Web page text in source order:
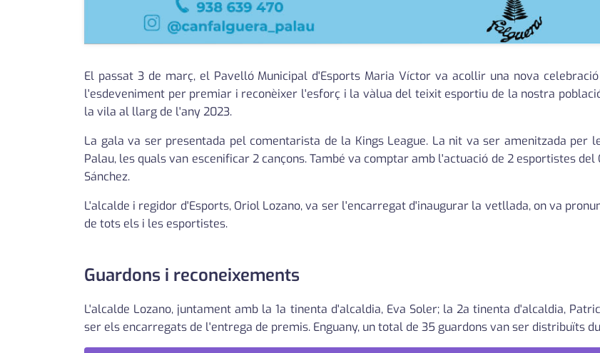
El passat 3 de març, el Pavelló Municipal d'Esports Maria Víctor va acollir una nova
l'esdeveniment per premiar i reconèixer l'esforç i la vàlua del teixit esportiu de la nostra
la vila al llarg de l'any 2023.
La gala va ser presentada pel comentarista de la Kings League. La nit va ser amenitzada per
Palau, les quals van escenificar 2 cançons. També va comptar amb l'actuació de 2 esportistes
Sánchez.
L'alcalde i regidor d'Esports, Oriol Lozano, va ser l'encarregat d'inaugurar la vetllada, on va
de tots els i les esportistes.
Guardons i reconeixements
L'alcalde Lozano, juntament amb la 1a tinenta d'alcaldia, Eva Soler; la 2a tinenta d'alcaldia,
ser els encarregats de l'entrega de premis. Enguany, un total de 35 guardons van ser distribuïts